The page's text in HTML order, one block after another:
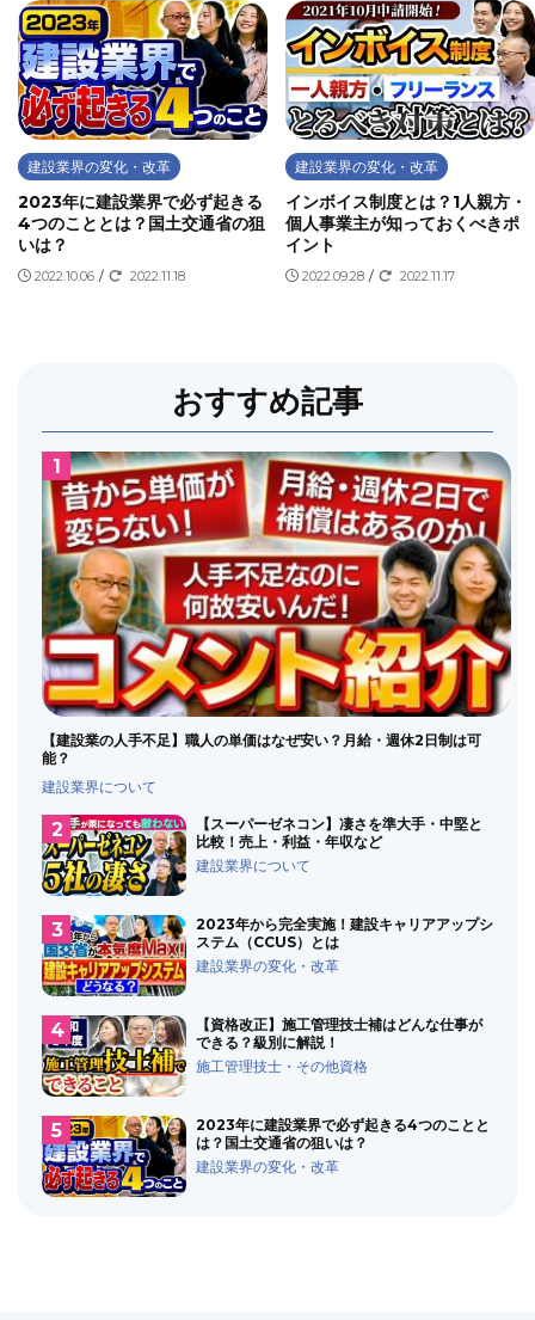
建設業界の変化・改革
2023年に建設業界で必ず起きる
4つのこととは？国土交通省の狙
いは？
2022.10.06 / 2022.11.18
建設業界の変化・改革
インボイス制度とは？1人親方・
個人事業主が知っておくべきポ
イント
2022.09.28 / 2022.11.17
おすすめ記事
【建設業の人手不足】職人の単価はなぜ安い？月給・週休2日制は可
能？
建設業界について
【スーパーゼネコン】凄さを準大手・中堅と
比較！売上・利益・年収など
建設業界について
2023年から完全実施！建設キャリアアップシ
ステム（CCUS）とは
建設業界の変化・改革
【資格改正】施工管理技士補はどんな仕事が
できる？級別に解説！
施工管理技士・その他資格
2023年に建設業界で必ず起きる4つのことと
は？国土交通省の狙いは？
建設業界の変化・改革